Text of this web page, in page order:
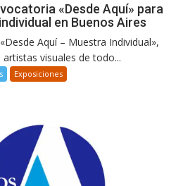
«Desde Aquí» para
en Buenos Aires
Aquí – Muestra Individual»,
visuales de todo...
Exposiciones